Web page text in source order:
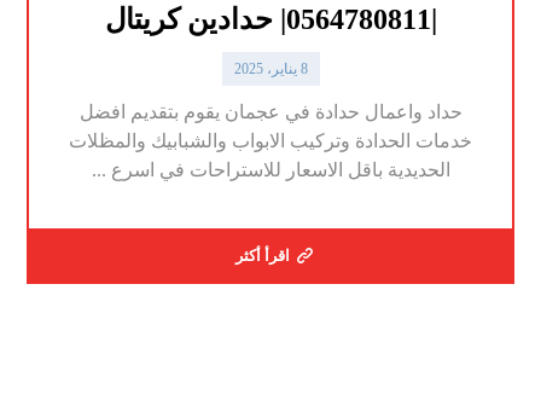
|0564780811| حدادين كريتال
8 يناير، 2025
حداد واعمال حدادة في عجمان يقوم بتقديم افضل
خدمات الحدادة وتركيب الابواب والشبابيك والمظلات
الحديدية باقل الاسعار للاستراحات في اسرع ...
اقرأ أكثر